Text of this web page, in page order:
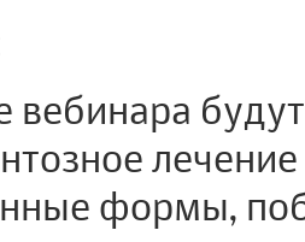
вебинара
формы,